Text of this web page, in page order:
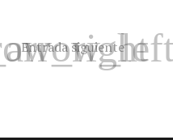
Entrada siguiente